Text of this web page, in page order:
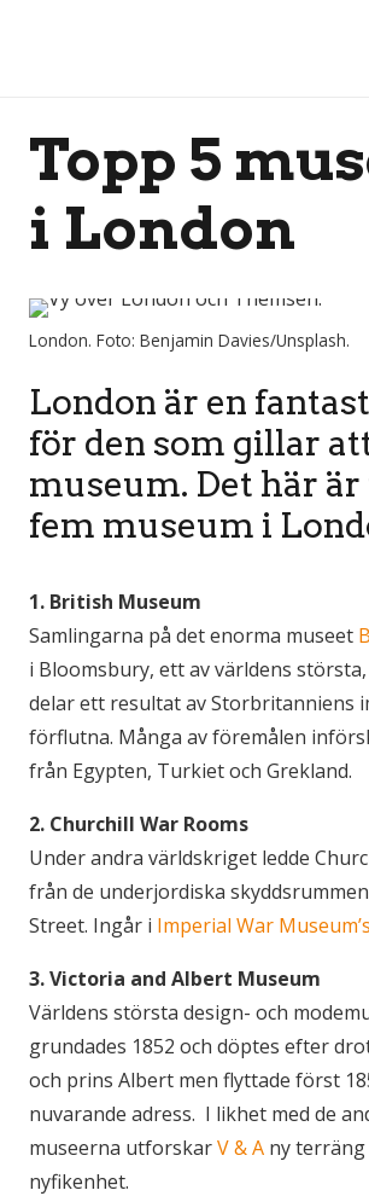
Topp 5
i London
London. Foto: Benjamin Davies/Unsplash.
London är en
för den som gillar
museum. Det här
fem museum i
1. British Museum
Samlingarna på det enorma museet
i Bloomsbury, ett av världens
delar ett resultat av Storbritanniens
förflutna. Många av föremålen
från Egypten, Turkiet och Grekland.
2. Churchill War Rooms
Under andra världskriget ledde
från de underjordiska
Street. Ingår i Imperial War Museum’s
3. Victoria and Albert Museum
Världens största design- och
grundades 1852 och döptes efter
och prins Albert men flyttade först
nuvarande adress. I likhet med de
museerna utforskarV & A ny
nyfikenhet.